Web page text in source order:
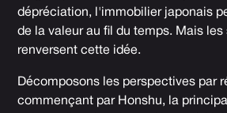
dépréciation, l'immobilier japonais
de la valeur au fil du temps. Mais les
renversent cette idée.
Décomposons les perspectives par
commençant par Honshu, la